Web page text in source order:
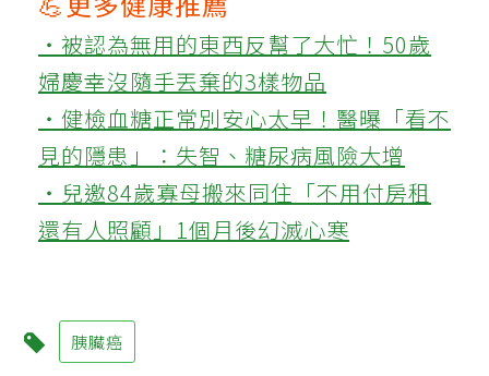
‧被認為無用的東西反幫了大忙！50歲
婦慶幸沒隨手丟棄的3樣物品
‧健檢血糖正常別安心太早！醫曝「看不
見的隱患」：失智、糖尿病風險大增
‧兒邀84歲寡母搬來同住「不用付房租
還有人照顧」1個月後幻滅心寒
胰臟癌